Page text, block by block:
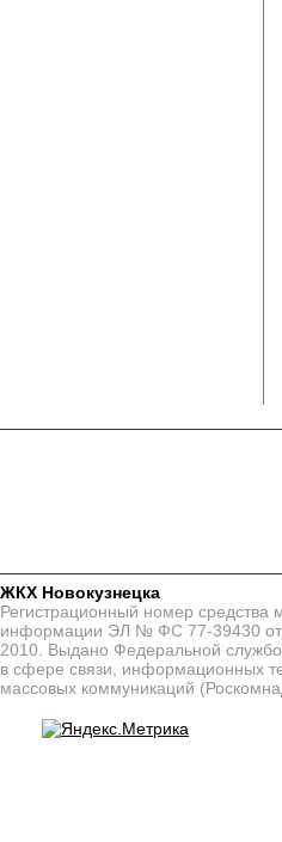
ЖКХ Новокузнецка
Регистрационный номер средства
информации ЭЛ № ФС 77-39430 от
2010. Выдано Федеральной
в сфере связи, информационных
массовых коммуникаций